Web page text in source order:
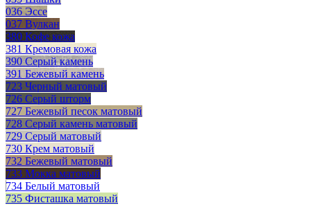
036 Эссе
037 Вулкан
380 Кофе кожа
381 Кремовая кожа
390 Серый камень
391 Бежевый камень
723 Черный матовый
726 Серый шторм
727 Бежевый песок матовый
728 Серый камень матовый
729 Серый матовый
730 Крем матовый
732 Бежевый матовый
733 Мокка матовый
734 Белый матовый
735 Фисташка матовый